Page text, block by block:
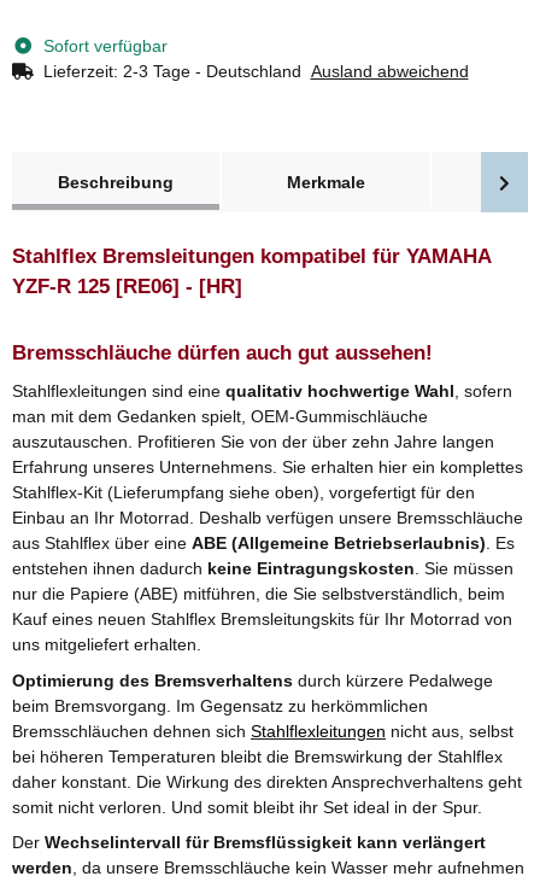
Sofort verfügbar
Lieferzeit: 2-3 Tage - Deutschland Ausland abweichend
Beschreibung
Merkmale
Stahlflex Bremsleitungen kompatibel für YAMAHA
YZF-R 125 [RE06] - [HR]
Bremsschläuche dürfen auch gut aussehen!
Stahlflexleitungen sind eine qualitativ hochwertige Wahl , sofern
man mit dem Gedanken spielt, OEM-Gummischläuche
auszutauschen. Profitieren Sie von der über zehn Jahre langen
Erfahrung unseres Unternehmens. Sie erhalten hier ein komplettes
Stahlflex-Kit (Lieferumpfang siehe oben), vorgefertigt für den
Einbau an Ihr Motorrad. Deshalb verfügen unsere Bremsschläuche
aus Stahlflex über eine ABE (Allgemeine Betriebserlaubnis) . Es
entstehen ihnen dadurch keine Eintragungskosten . Sie müssen
nur die Papiere (ABE) mitführen, die Sie selbstverständlich, beim
Kauf eines neuen Stahlflex Bremsleitungskits für Ihr Motorrad von
uns mitgeliefert erhalten.
Optimierung des Bremsverhaltens durch kürzere Pedalwege
beim Bremsvorgang. Im Gegensatz zu herkömmlichen
Bremsschläuchen dehnen sich Stahlflexleitungen nicht aus, selbst
bei höheren Temperaturen bleibt die Bremswirkung der Stahlflex
daher konstant. Die Wirkung des direkten Ansprechverhaltens geht
somit nicht verloren. Und somit bleibt ihr Set ideal in der Spur.
Der Wechselintervall für Bremsflüssigkeit kann verlängert
werden, da unsere Bremsschläuche kein Wasser mehr aufnehmen